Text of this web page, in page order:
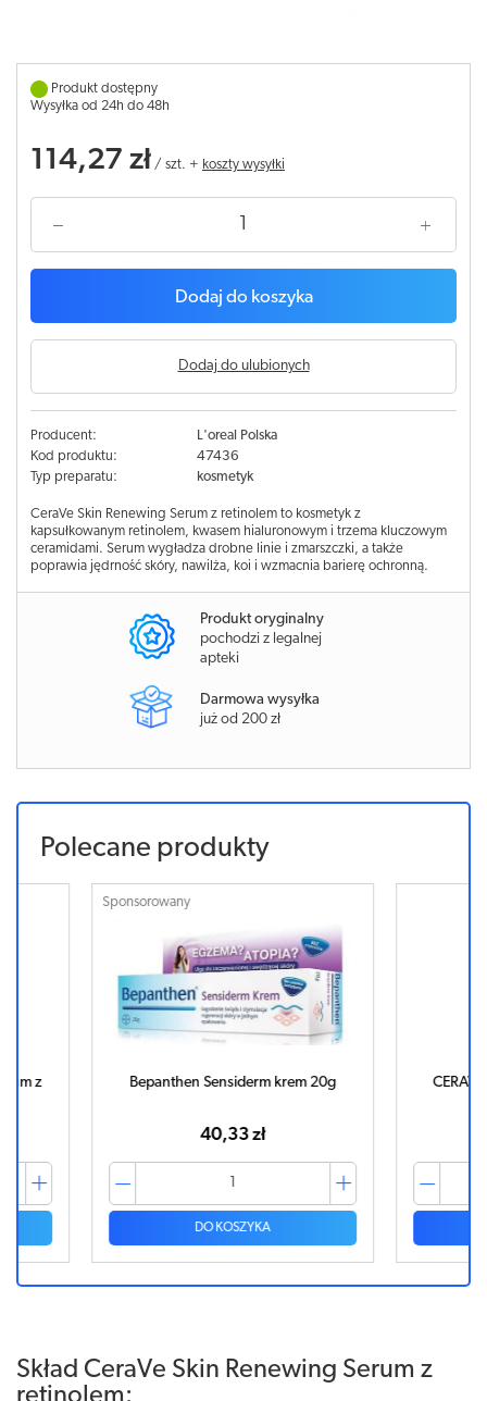
Produkt dostępny
Wysyłka od 24h do 48h
114,27 zł / szt. + koszty wysyłki
Dodaj do koszyka
Dodaj do ulubionych
Producent:
L'oreal Polska
Kod produktu:
47436
Typ preparatu:
kosmetyk
CeraVe Skin Renewing Serum z retinolem to kosmetyk z
kapsułkowanym retinolem, kwasem hialuronowym i trzema kluczowym
ceramidami. Serum wygładza drobne linie i zmarszczki, a także
poprawia jędrność skóry, nawilża, koi i wzmacnia barierę ochronną.
Produkt oryginalny
pochodzi z legalnej
apteki
Darmowa wysyłka
już od 200 zł
Polecane produkty
z
Sponsorowany
Bepanthen Sensiderm krem 20g
40,33 zł
DO KOSZYKA
Skład CeraVe Skin Renewing Serum z